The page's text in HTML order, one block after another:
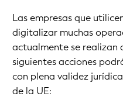
Las empresas que
digitalizar muchas
actualmente se realizan
siguientes acciones
con plena validez
de la UE: